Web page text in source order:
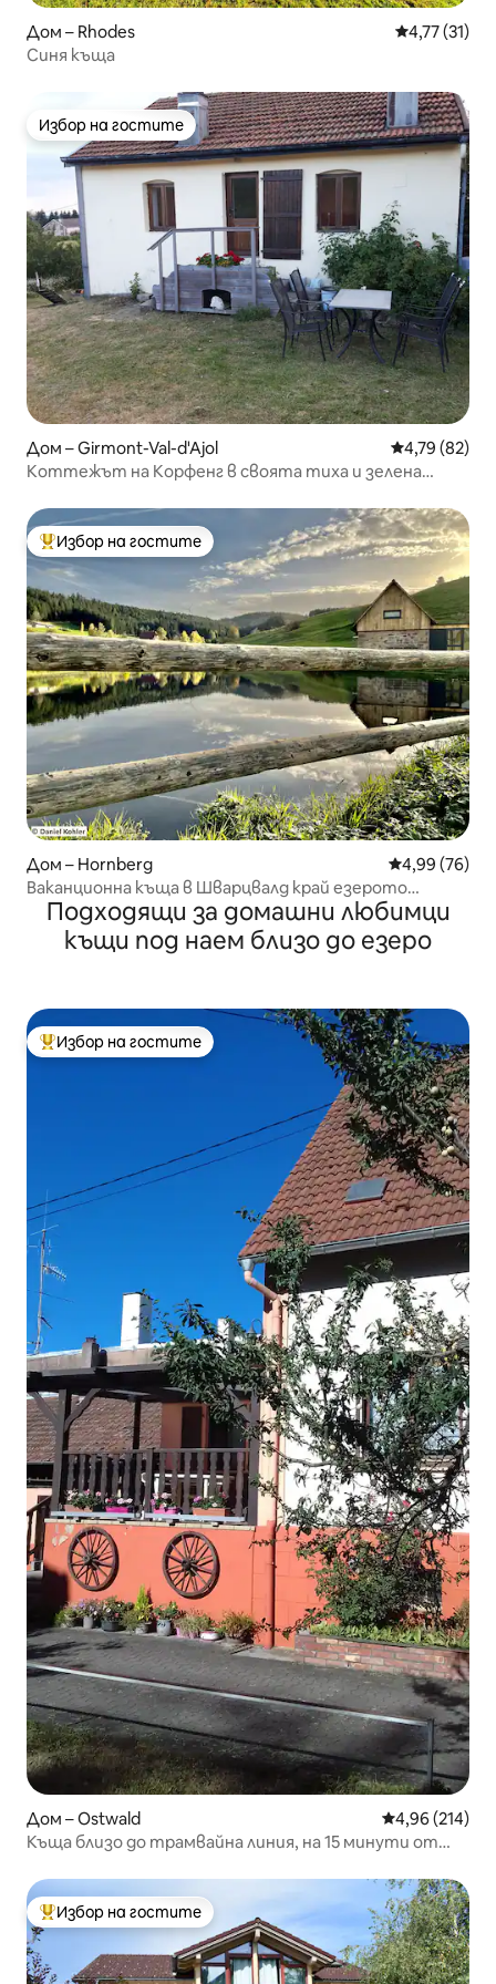
Дом – Rhodes Средна
4,77 (31)
Синя къща
Избор на гостите
Избор на гостите
Дом – Girmont-Val-d'Ajol Средна
4,79 (82)
Коттежът на Корфенг в своята тиха и зелена
Най-популярен избор на гостите
Избор на гостите
Дом – Hornberg Средна
4,99 (76)
Ваканционна къща в Шварцвалд край езерото
„Backhäusle“
Подходящи за домашни любимци
къщи под наем близо до езеро
Най-популярен избор на гостите
Избор на гостите
Дом – Ostwald Средна
4,96 (214)
Къща близо до трамвайна линия, на 15 минути от
Най-популярен избор на гостите
Избор на гостите